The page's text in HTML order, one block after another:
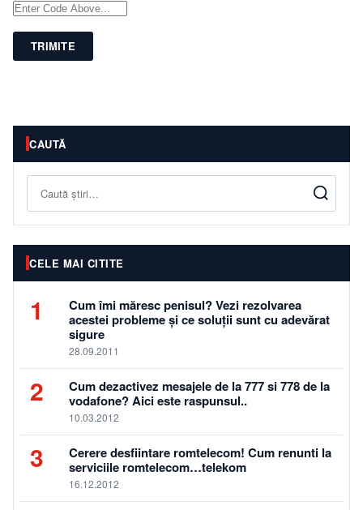
TRIMITE
CAUTĂ
Caută
CELE MAI CITITE
1
Cum îmi măresc penisul? Vezi rezolvarea
acestei probleme și ce soluții sunt cu adevărat
sigure
28.09.2011
2
Cum dezactivez mesajele de la 777 si 778 de la
vodafone? Aici este raspunsul..
10.03.2012
3
Cerere desfiintare romtelecom! Cum renunti la
serviciile romtelecom…telekom
16.12.2012